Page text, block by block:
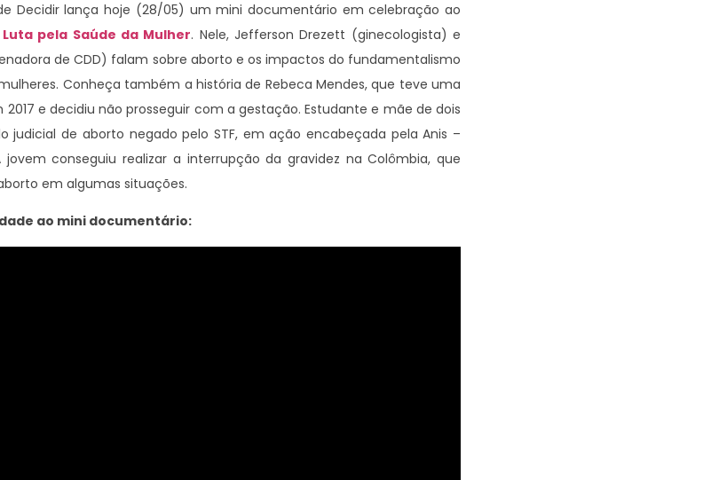
Decidir lança hoje (28/05) um mini documentário em celebração ao
pela Saúde da Mulher. Nele, Jefferson Drezett (ginecologista) e
de CDD) falam sobre aborto e os impactos do fundamentalismo
Conheça também a história de Rebeca Mendes, que teve uma
2017 e decidiu não prosseguir com a gestação. Estudante e mãe de dois
judicial de aborto negado pelo STF, em ação encabeçada pela Anis –
conseguiu realizar a interrupção da gravidez na Colômbia, que
em algumas situações.
ao mini documentário: